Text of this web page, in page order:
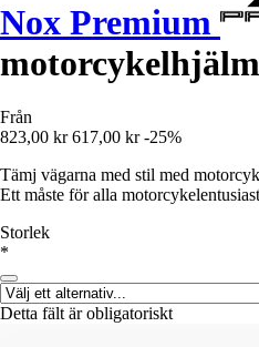
Nox Premium
Från
823,00 kr 617,00 kr -25%
Tämj vägarna med stil med
Ett måste för alla
Storlek
*
Detta fält är obligatoriskt